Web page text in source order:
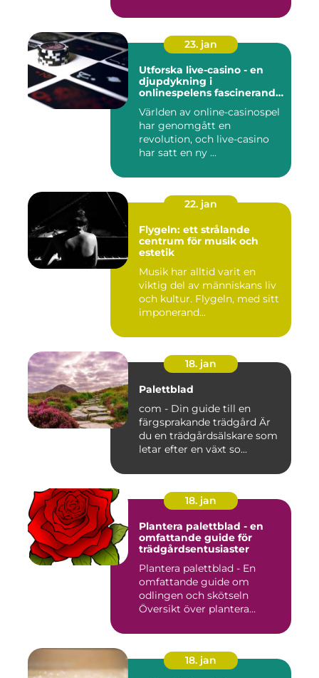
23. jan
Utforska live-casino - en
djupdykning i
onlinespelens fascinerande
Världen av online-casinospel
har genomgått en
revolution, och live-casino
har satt en ny ...
22. jan
Flygeln: ett strålande
centrum för musik och
estetik
Musik har alltid varit en
viktig del av människans liv
och kultur. Flygeln, med sitt
imponerand...
18. jan
Palettblad
com - Din guide till en
färgsprakande trädgård Är
du en trädgårdsälskare som
letar efter en växt so...
18. jan
Plantera palettblad - en
omfattande guide för
trädgårdsentusiaster
Plantera palettblad - En
omfattande guide om
odlingen och skötseln
Översikt över plantera
18. jan